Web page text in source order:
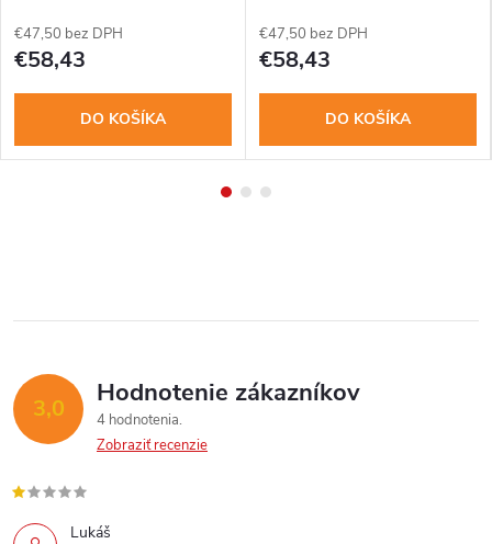
€47,50 bez DPH
€58,43
DO KOŠÍKA
€47,50 bez DPH
€58,43
DO KOŠÍKA
3,0 Hodnotenie zákazníkov
4 hodnotenia
Zobraziť recenzie
Lukáš